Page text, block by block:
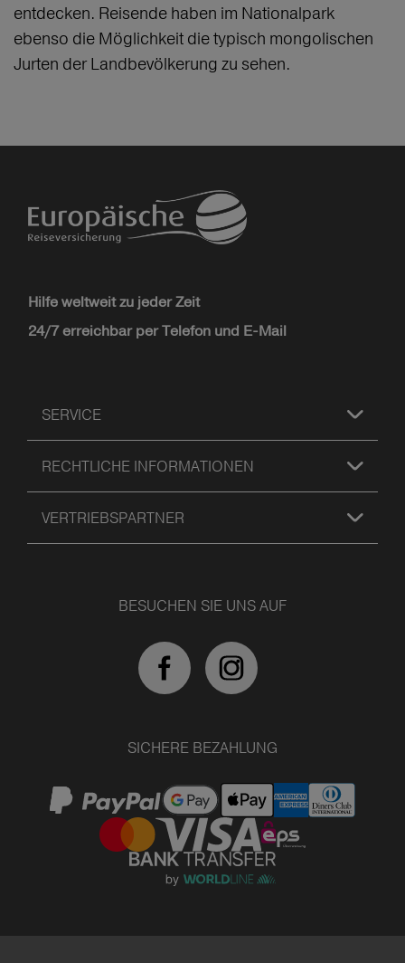
entdecken. Reisende haben im Nationalpark
ebenso die Möglichkeit die typisch mongolischen
Jurten der Landbevölkerung zu sehen.
Hilfe weltweit zu jeder Zeit
24/7 erreichbar per Telefon und E-Mail
SERVICE
RECHTLICHE INFORMATIONEN
VERTRIEBSPARTNER
BESUCHEN SIE UNS AUF
SICHERE BEZAHLUNG